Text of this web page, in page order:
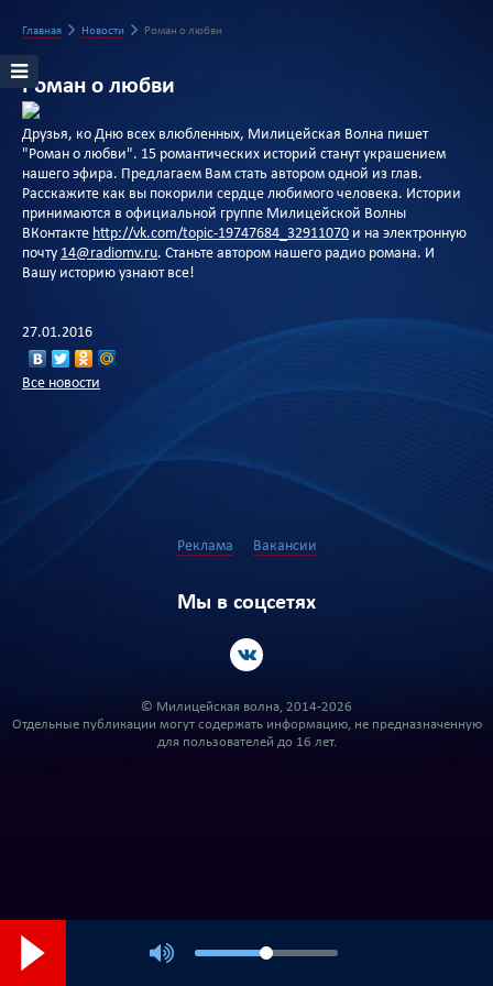
Главная Новости Роман о любви
Роман о любви
Друзья, ко Дню всех влюбленных, Милицейская Волна пишет
"Роман о любви". 15 романтических историй станут украшением
нашего эфира. Предлагаем Вам стать автором одной из глав.
Расскажите как вы покорили сердце любимого человека. Истории
принимаются в официальной группе Милицейской Волны
ВКонтакте http://vk.com/topic-19747684_32911070 и на электронную
почту 14@radiomv.ru. Станьте автором нашего радио романа. И
Вашу историю узнают все!
27.01.2016
Все новости
Реклама Вакансии
Мы в соцсетях
© Милицейская волна, 2014-2026
Отдельные публикации могут содержать информацию, не предназначенную
для пользователей до 16 лет.